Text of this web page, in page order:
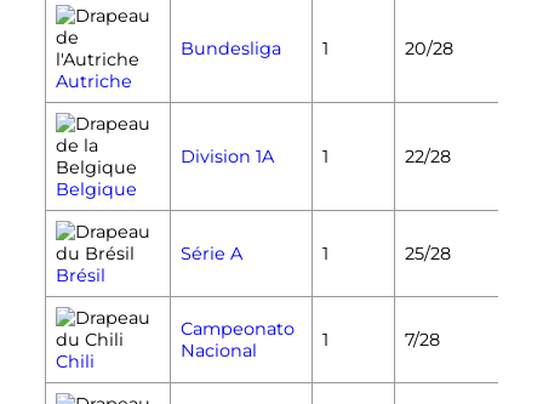
Autriche
Bundesliga 1 20/28
Belgique
Division 1A 1 22/28
Brésil
Série A 1 25/28
Chili
Campeonato
Nacional
1 7/28